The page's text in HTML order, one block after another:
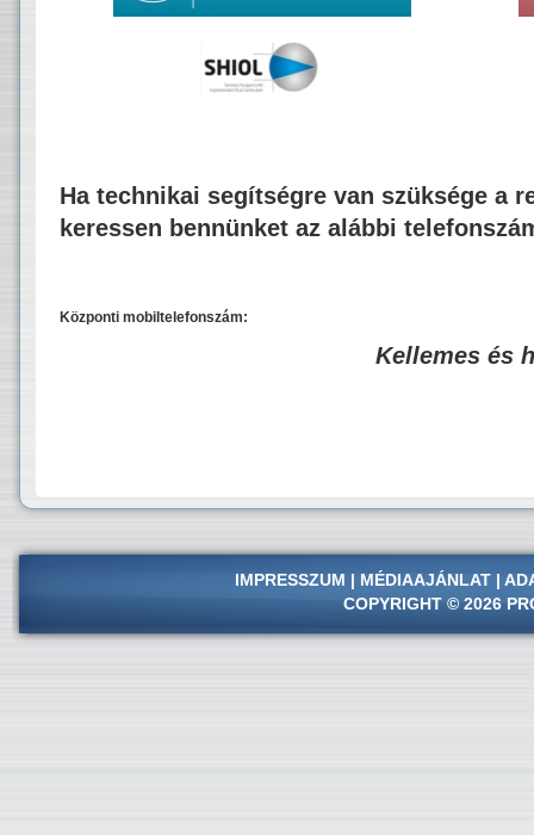
Ha technikai segítségre van szüksége a
keressen bennünket az alábbi
Központi mobiltelefonszám:
Kellemes és
IMPRESSZUM | MÉDIAAJÁNLAT |
COPYRIGHT © 2026